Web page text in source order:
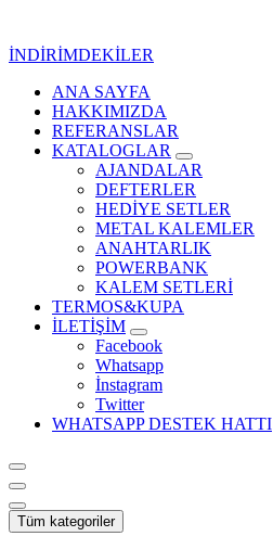
İNDİRİMDEKİLER
Kurumsal Promosyon-Hediyelik
ANA SAYFA
HAKKIMIZDA
REFERANSLAR
KATALOGLAR
AJANDALAR
DEFTERLER
HEDİYE SETLER
METAL KALEMLER
ANAHTARLIK
POWERBANK
KALEM SETLERİ
TERMOS&KUPA
İLETİŞİM
Facebook
Whatsapp
İnstagram
Twitter
WHATSAPP DESTEK HATTI
Tüm kategoriler